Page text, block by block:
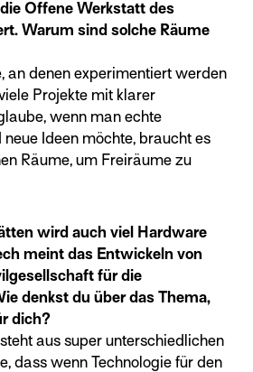
Offene Werkstatt des
Warum sind solche Räume
an denen experimentiert werden
Projekte mit klarer
wenn man echte
Ideen möchte, braucht es
Räume, um Freiräume zu
wird auch viel Hardware
meint das Entwickeln von
für die
denkst du über das Thema,
dich?
aus super unterschiedlichen
dass wenn Technologie für den